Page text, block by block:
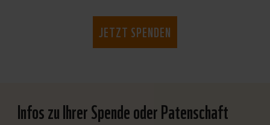
JETZT SPENDEN
Infos zu Ihrer Spende oder Patenschaft